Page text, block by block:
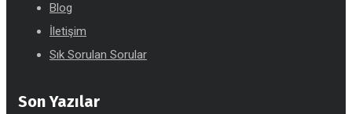
Blog
İletişim
Sık Sorulan Sorular
Son Yazılar